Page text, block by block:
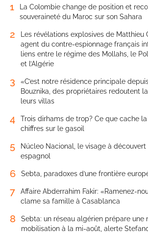
1
La Colombie change de position et
souveraineté du Maroc sur son Sahara
2
Les révélations explosives de Matthieu
agent du contre-espionnage français
liens entre le régime des Mollahs, le
et l’Algérie
3
«C’est notre résidence principale
Bouznika, des propriétaires redoutent
leurs villas
4
Trois dirhams de trop? Ce que cache
chiffres sur le gasoil
5
Núcleo Nacional, le visage à
espagnol
6 Sebta, paradoxes d’une frontière
7
Affaire Abderrahim Fakir: «Ramenez-
clame sa famille à Casablanca
8
Sebta: un réseau algérien prépare une
mobilisation à la mi-août, alerte